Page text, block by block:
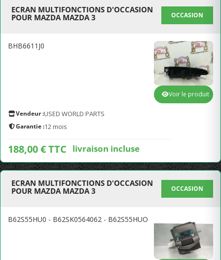
ECRAN MULTIFONCTIONS D'OCCASION
POUR MAZDA MAZDA 3
OCCASION
BHB6611J0
Vendeur :USED WORLD PARTS
Garantie :12 mois
188,00 € TTC livraison incluse
Voir le produit
ECRAN MULTIFONCTIONS D'OCCASION
POUR MAZDA MAZDA 3
OCCASION
B62S55HU0 - B62SK0564062 - B62S55HUO